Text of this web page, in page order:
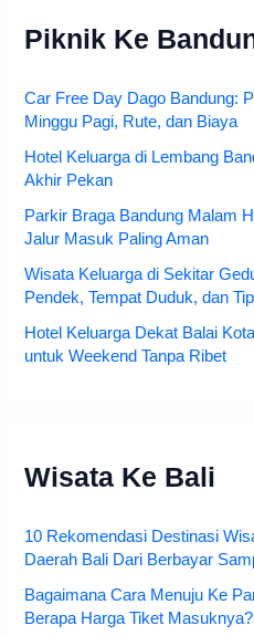
Piknik Ke
Car Free Day Dago Bandung:
Minggu Pagi, Rute, dan Biaya
Hotel Keluarga di Lembang
Akhir Pekan
Parkir Braga Bandung Malam
Jalur Masuk Paling Aman
Wisata Keluarga di Sekitar
Pendek, Tempat Duduk, dan
Hotel Keluarga Dekat Balai
untuk Weekend Tanpa Ribet
Wisata Ke Bali
10 Rekomendasi Destinasi
Daerah Bali Dari Berbayar
Bagaimana Cara Menuju Ke
Berapa Harga Tiket Masuknya?